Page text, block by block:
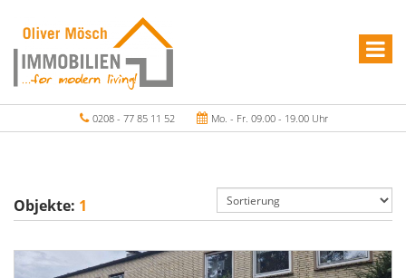
0208 - 77 85 11 52 Mo. - Fr. 09.00 - 19.00 Uhr
Objekte: 1